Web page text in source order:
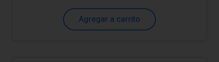
Agregar a carrito